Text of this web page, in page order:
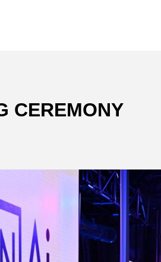
CEREMONY